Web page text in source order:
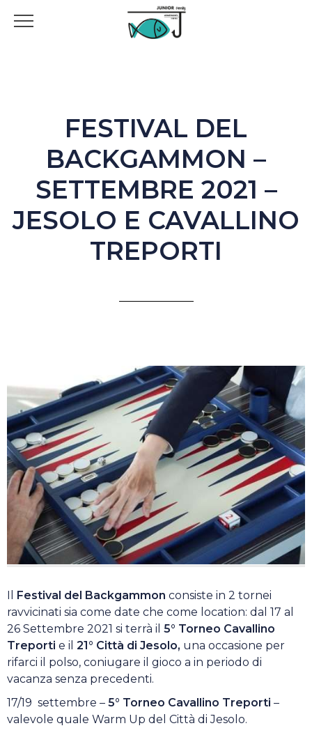
FESTIVAL DEL
BACKGAMMON –
SETTEMBRE 2021 –
JESOLO E CAVALLINO
TREPORTI
Il Festival del Backgammon consiste in 2 tornei
ravvicinati sia come date che come location: dal 17 al
26 Settembre 2021 si terrà il 5° Torneo Cavallino
Treporti e il 21° Città di Jesolo, una occasione per
rifarci il polso, coniugare il gioco a in periodo di
vacanza senza precedenti.
17/19 settembre – 5° Torneo Cavallino Treporti –
valevole quale Warm Up del Città di Jesolo.